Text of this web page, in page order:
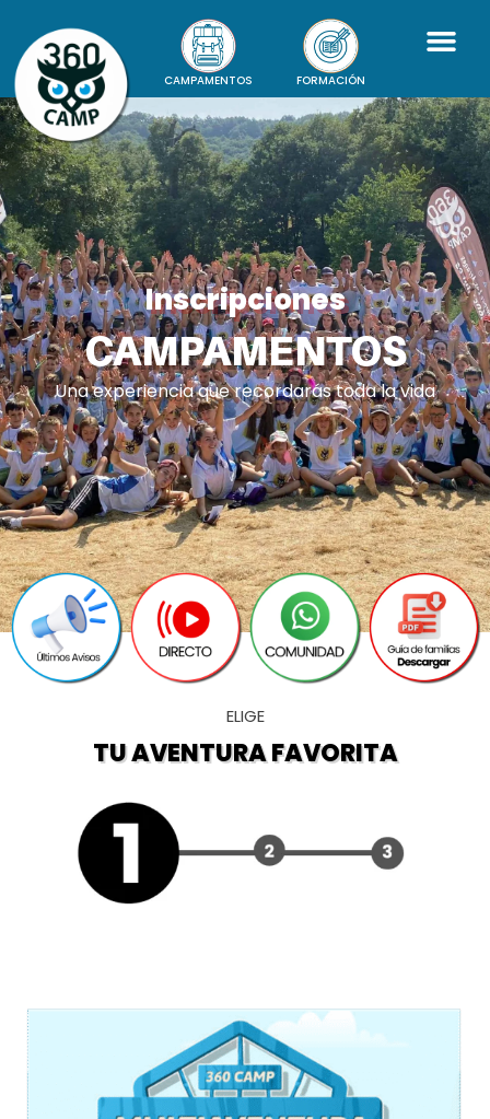
CAMPAMENTOS FORMACIÓN
Inscripciones
CAMPAMENTOS
Una experiencia que recordarás toda la vida
ELIGE
TU AVENTURA FAVORITA